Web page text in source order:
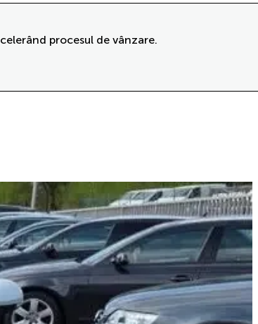
procesul de vânzare.